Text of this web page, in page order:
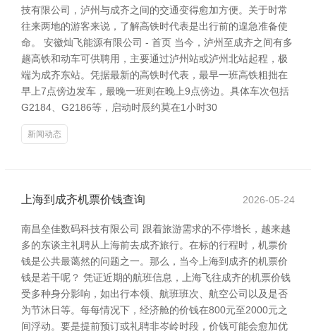
技有限公司，泸州与成齐之间的交通变得愈加方便。关于时常
往来两地的游客来说，了解高铁时代表是出行前的遑急准备使
命。 安徽灿飞能源有限公司 - 首页 当今，泸州至成齐之间有多
趟高铁和动车可供聘用，主要通过泸州站或泸州北站起程，极
端为成齐东站。凭据最新的高铁时代表，最早一班高铁粗拙在
早上7点傍边发车，最晚一班则在晚上9点傍边。具体车次包括
G2184、G2186等，启动时辰约莫在1小时30
新闻动态
上海到成齐机票价钱查询 2026-05-24
南昌垒佳数码科技有限公司 跟着旅游需求的不停增长，越来越
多的东谈主礼聘从上海前去成齐旅行。在标的行程时，机票价
钱是公共最蔼然的问题之一。那么，当今上海到成齐的机票价
钱是若干呢？ 凭证近期的航班信息，上海飞往成齐的机票价钱
受多种身分影响，如出行本领、航班班次、航空公司以及是否
为节沐日等。每每情况下，经济舱的价钱在800元至2000元之
间浮动。要是提前预订或礼聘非岑岭时段，价钱可能会愈加优